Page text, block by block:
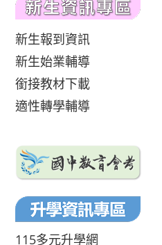
新生報到資訊
新生始業輔導
銜接教材下載
適性轉學輔導
115多元升學網